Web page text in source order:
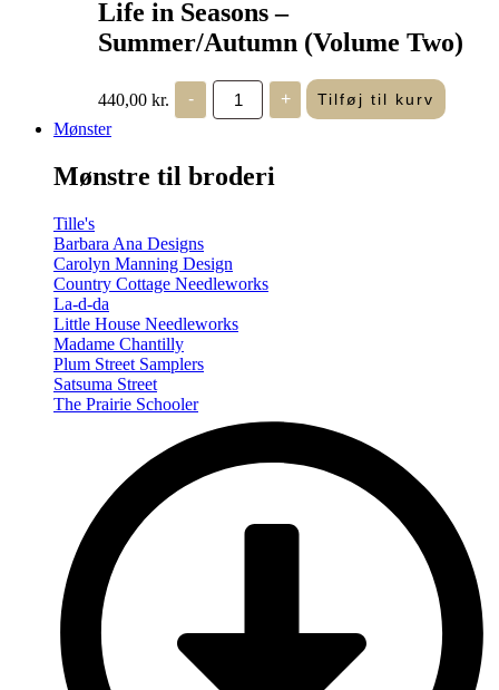
Life in Seasons –
Summer/Autumn (Volume Two)
440,00 kr. -
Life
Seasons
(Volume
+ Tilføj til kurv
Mønster
Mønstre til broderi
Tille's
Barbara Ana Designs
Carolyn Manning Design
Country Cottage Needleworks
La-d-da
Little House Needleworks
Madame Chantilly
Plum Street Samplers
Satsuma Street
The Prairie Schooler